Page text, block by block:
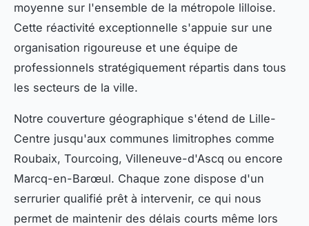
moyenne sur l'ensemble de la métropole lilloise.
Cette réactivité exceptionnelle s'appuie sur une
organisation rigoureuse et une équipe de
professionnels stratégiquement répartis dans tous
les secteurs de la ville.
Notre couverture géographique s'étend de Lille-
Centre jusqu'aux communes limitrophes comme
Roubaix, Tourcoing, Villeneuve-d'Ascq ou encore
Marcq-en-Barœul. Chaque zone dispose d'un
serrurier qualifié prêt à intervenir, ce qui nous
permet de maintenir des délais courts même lors